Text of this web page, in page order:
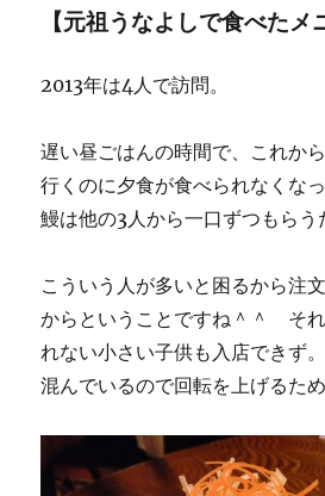
【元祖うなよしで食べたメ
2013年は4人で訪問。
遅い昼ごはんの時間で、これか
行くのに夕食が食べられなくな
鰻は他の3人から一口ずつもらう
こういう人が多いと困るから注
からということですね＾＾ そ
れない小さい子供も入店できず
混んでいるので回転を上げるため